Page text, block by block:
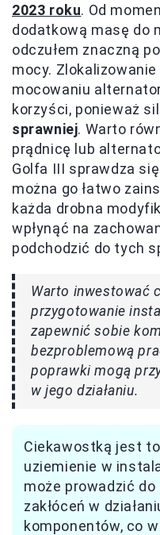
2023 roku. Od
dodatkową masę do
odczułem znaczną
mocy.
mocowaniu
korzyści, ponieważ
sprawniej. Warto
prądnicę lub
Golfa III sprawdza
można go łatwo
każda drobna
wpłynąć na
podchodzić do tych
Warto inwestować
przygotowanie
zapewnić sobie
bezproblemową
poprawki mogą
w jego działaniu.
Ciekawostką jest
uziemienie w
może prowadzić
zakłóceń w
komponentów, co